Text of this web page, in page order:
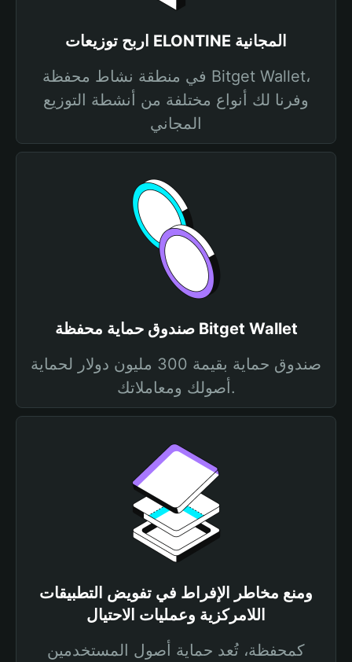
اربح توزيعات ELONTINE المجانية
في منطقة نشاط محفظة Bitget Wallet،
وفرنا لك أنواع مختلفة من أنشطة التوزيع
المجاني
صندوق حماية محفظة Bitget Wallet
صندوق حماية بقيمة 300 مليون دولار لحماية
أصولك ومعاملاتك.
ومنع مخاطر الإفراط في تفويض التطبيقات
اللامركزية وعمليات الاحتيال
كمحفظة، تُعد حماية أصول المستخدمين